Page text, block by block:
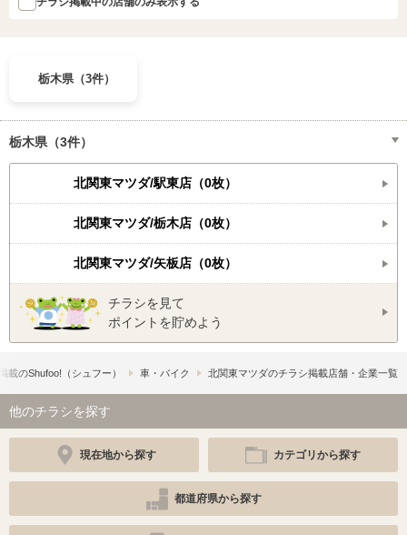
栃木県（3件）
栃木県（3件）
北関東マツダ/駅東店（0枚）
北関東マツダ/栃木店（0枚）
北関東マツダ/矢板店（0枚）
チラシを見て
ポイントを貯めよう
載の​Shufoo!​（シュフー） 車・バイク 北関東マツダのチラシ掲載店舗・企業一覧
他のチラシを探す
現在地から探す カテゴリから探す
都道府県から探す